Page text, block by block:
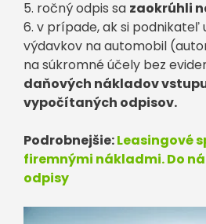
5. ročný odpis sa zaokrúhli
6. v prípade, ak si podnikateľ
výdavkov na automobil
na súkromné účely bez
daňových nákladov
vypočítaných odpisov.
Podrobnejšie:Leasingové
firemnými nákladmi. Do
odpisy